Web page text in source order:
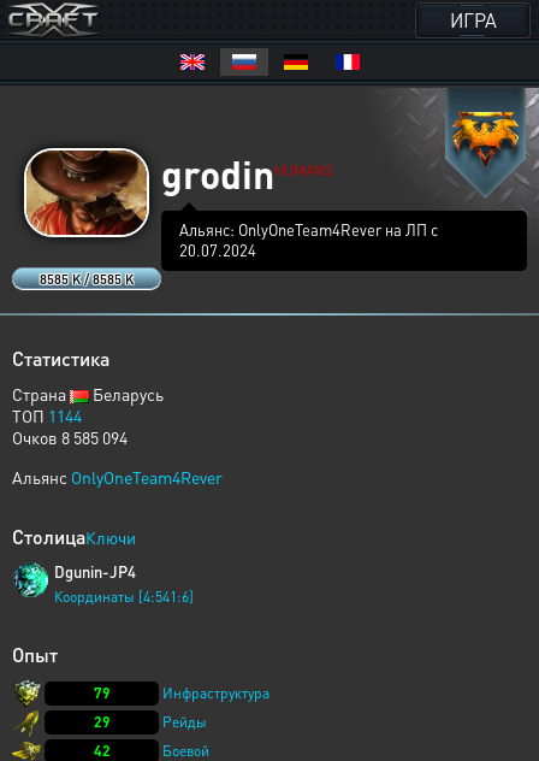
ИГРА
8585 K / 8585 K
grodinHUMANS
Альянс: OnlyOneTeam4Rever на ЛП с
20.07.2024
Статистика
Страна
Беларусь
ТОП 1144
Очков 8 585 094
Альянс OnlyOneTeam4Rever
СтолицаКлючи
Dgunin-JP4
Координаты [4:541:6]
Опыт
79
Инфраструктура
29
Рейды
42
Боевой